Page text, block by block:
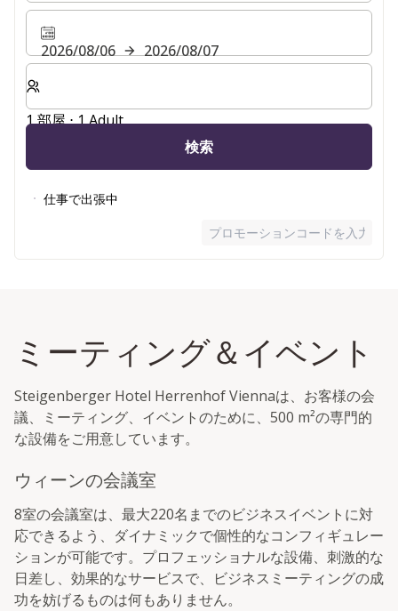
2026/08/06
2026/08/07
客室数と宿泊人数をお選びください。
1 部屋 ⋅ 1 Adult
検索
仕事で出張中
プロモーションコードを入力
ミーティング＆イベント
Steigenberger Hotel Herrenhof Viennaは、お客様の会
議、ミーティング、イベントのために、500 m²の専門的
な設備をご用意しています。
ウィーンの会議室
8室の会議室は、最大220名までのビジネスイベントに対
応できるよう、ダイナミックで個性的なコンフィギュレー
ションが可能です。プロフェッショナルな設備、刺激的な
日差し、効果的なサービスで、ビジネスミーティングの成
功を妨げるものは何もありません。